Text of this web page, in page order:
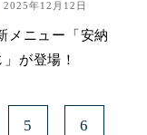
2025年12月12日
メニュー「安納
が登場！
5 6